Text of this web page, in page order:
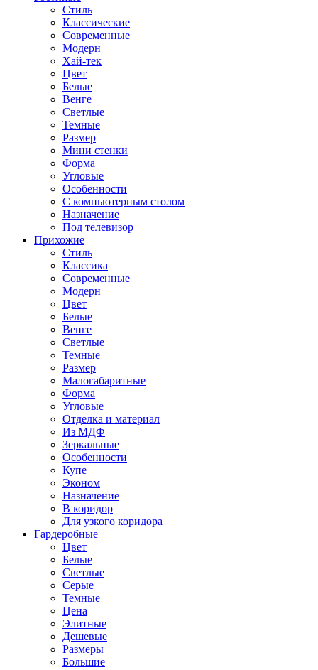
Стиль
Классические
Современные
Модерн
Хай-тек
Цвет
Белые
Венге
Светлые
Темные
Размер
Мини стенки
Форма
Угловые
Особенности
С компьютерным столом
Назначение
Под телевизор
Прихожие
Стиль
Классика
Современные
Модерн
Цвет
Белые
Венге
Светлые
Темные
Размер
Малогабаритные
Форма
Угловые
Отделка и материал
Из МДФ
Зеркальные
Особенности
Купе
Эконом
Назначение
В коридор
Для узкого коридора
Гардеробные
Цвет
Белые
Светлые
Серые
Темные
Цена
Элитные
Дешевые
Размеры
Большие